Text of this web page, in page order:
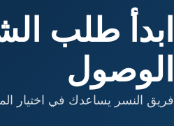
ابدأ طلب
الوصول
فريق النسر يساعدك في اختيار